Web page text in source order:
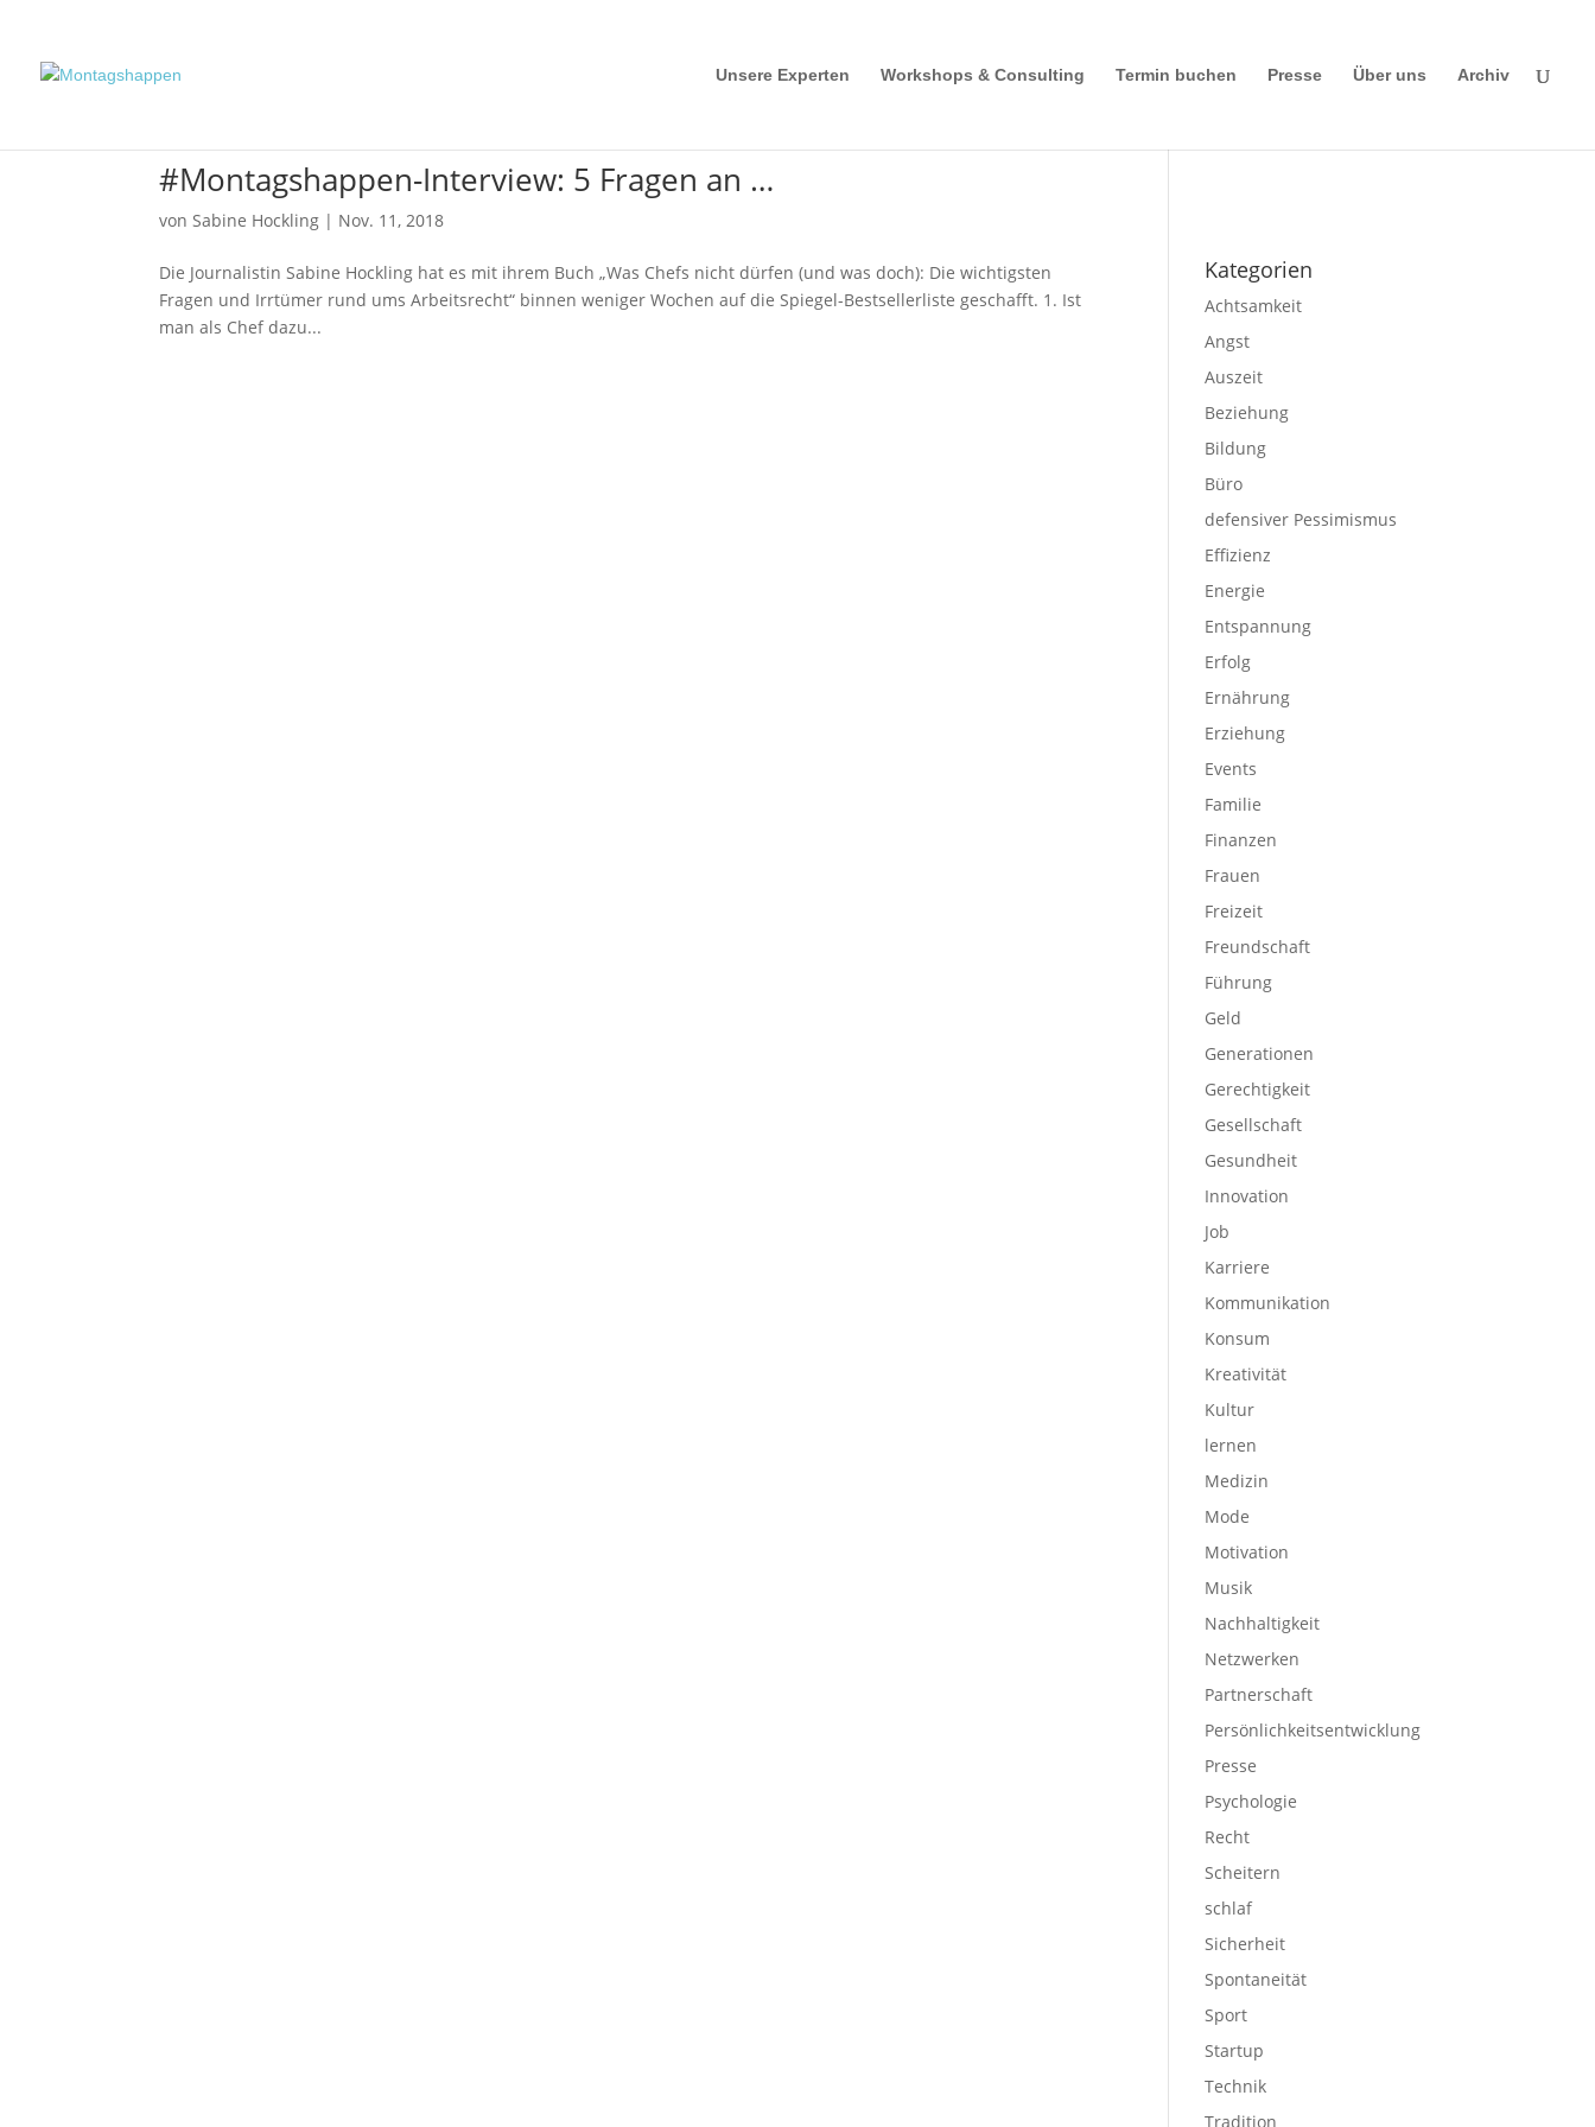
Unsere Experten Workshops & Consulting Termin buchen Presse Über uns Archiv
#Montagshappen-Interview: 5 Fragen an …
vonSabine Hockling | Nov. 11, 2018
Die Journalistin Sabine Hockling hat es mit ihrem Buch „Was Chefs nicht dürfen (und was doch): Die wichtigsten
Fragen und Irrtümer rund ums Arbeitsrecht“ binnen weniger Wochen auf die Spiegel-Bestsellerliste geschafft. 1. Ist
man als Chef dazu...
Kategorien
Achtsamkeit
Angst
Auszeit
Beziehung
Bildung
Büro
defensiver Pessimismus
Effizienz
Energie
Entspannung
Erfolg
Ernährung
Erziehung
Events
Familie
Finanzen
Frauen
Freizeit
Freundschaft
Führung
Geld
Generationen
Gerechtigkeit
Gesellschaft
Gesundheit
Innovation
Job
Karriere
Kommunikation
Konsum
Kreativität
Kultur
lernen
Medizin
Mode
Motivation
Musik
Nachhaltigkeit
Netzwerken
Partnerschaft
Persönlichkeitsentwicklung
Presse
Psychologie
Recht
Scheitern
schlaf
Sicherheit
Spontaneität
Sport
Startup
Technik
Tradition